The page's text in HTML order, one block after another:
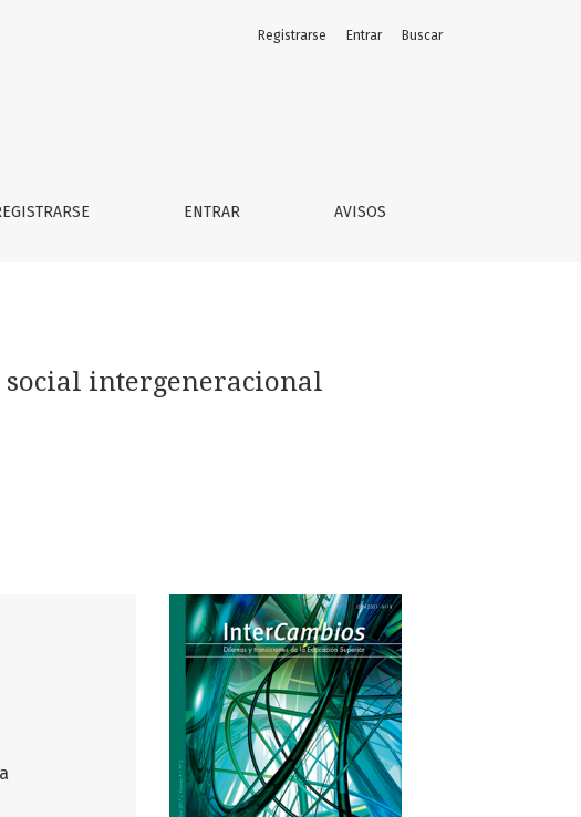
ENTRAR AVISOS
Registrarse Entrar Buscar
intergeneracional